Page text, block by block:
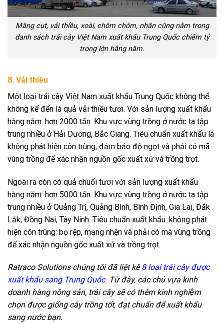
Măng cụt, vải thiều, xoài, chôm chôm, nhãn cũng nằm trong
danh sách trái cây Việt Nam xuất khẩu Trung Quốc chiếm tỷ
trọng lớn hằng năm.
8. Vải thiều
Một loại trái cây Việt Nam xuất khẩu Trung Quốc không thể
không kể đến là quả vải thiều tươi. Với sản lượng xuất khẩu
hằng năm: hơn 2000 tấn. Khu vực vùng trồng ở nước ta tập
trung nhiều ở Hải Dương, Bắc Giang. Tiêu chuẩn xuất khẩu là
không phát hiện côn trùng, đảm bảo độ ngọt và phải có mã
vùng trồng để xác nhận nguồn gốc xuất xứ và trồng trọt.
Ngoài ra còn có quả chuối tươi với sản lượng xuất khẩu
hằng năm: hơn 5000 tấn. Khu vực vùng trồng ở nước ta tập
trung nhiều ở Quảng Trị, Quảng Bình, Bình Định, Gia Lai, Đắk
Lắk, Đồng Nai, Tây Ninh. Tiêu chuẩn xuất khẩu: không phát
hiện côn trùng: bọ rệp, mạng nhện và phải có mã vùng trồng
để xác nhận nguồn gốc xuất xứ và trồng trọt.
Ratraco Solutions chúng tôi đã liệt kê8 loại trái cây được
xuất khẩu sang Trung Quốc. Từ đây, các chủ vựa kinh
doanh hàng nông sản, trái cây sẽ có thêm kinh nghiệm
chọn được giống cây trồng tốt, đạt chuẩn để xuất khẩu
sang nước bạn.